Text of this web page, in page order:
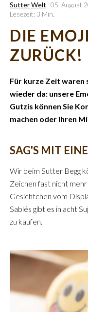
Sutter Welt 05. August
Lesezeit: 3 Min.
DIE
ZURÜCK!
Für kurze Zeit
wieder da: unsere
Gutzis können Sie
machen oder Ihren
SAG'S MIT
Wir beim Sutter Begg
Zeichen fast nicht
Gesichtchen vom
Sablés gibt es in acht
zu kaufen.